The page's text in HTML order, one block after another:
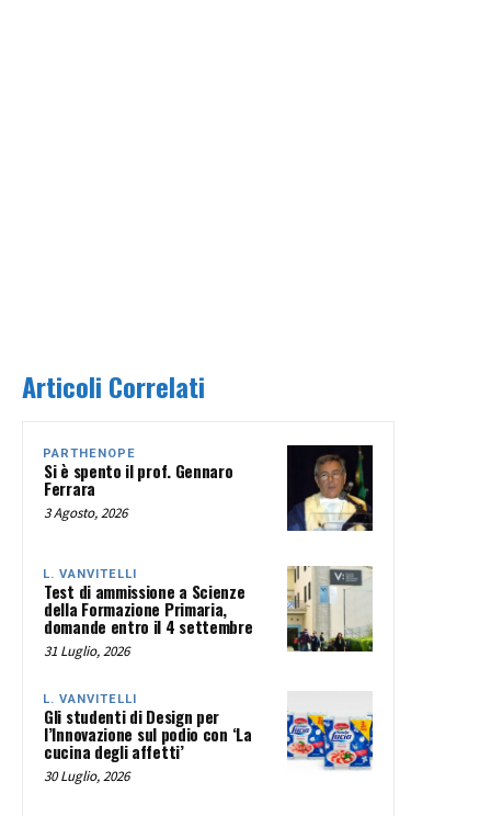
Articoli Correlati
PARTHENOPE
Si è spento il prof. Gennaro
Ferrara
3 Agosto, 2026
L. VANVITELLI
Test di ammissione a Scienze
della Formazione Primaria,
domande entro il 4 settembre
31 Luglio, 2026
L. VANVITELLI
Gli studenti di Design per
l’Innovazione sul podio con ‘La
cucina degli affetti’
30 Luglio, 2026